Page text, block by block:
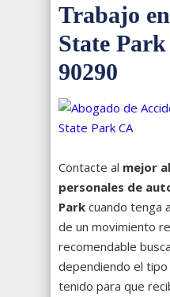
Trabajo
State
90290
Contacte al mejor
personales de
Park cuando tenga
de un movimiento
recomendable
dependiendo el
tenido para que